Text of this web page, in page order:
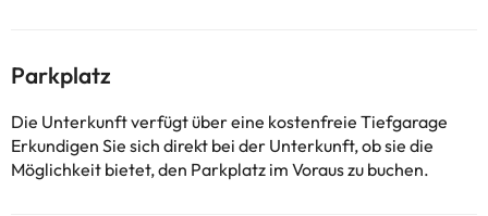
Parkplatz
Die Unterkunft verfügt über eine kostenfreie Tiefgarage
Erkundigen Sie sich direkt bei der Unterkunft, ob sie die
Möglichkeit bietet, den Parkplatz im Voraus zu buchen.